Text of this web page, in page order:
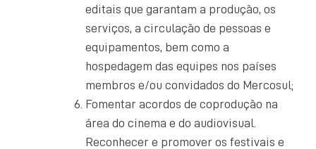
editais que garantam a produção, os
serviços, a circulação de pessoas e
equipamentos, bem como a
hospedagem das equipes nos países
membros e/ou convidados do Mercosul;
Fomentar acordos de coprodução na
área do cinema e do audiovisual.
Reconhecer e promover os festivais e